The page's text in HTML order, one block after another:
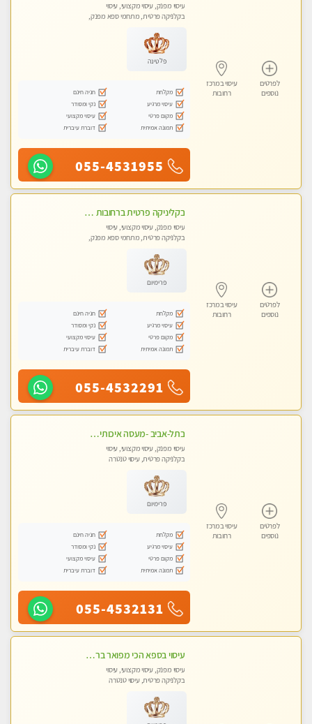
לפרטים
נוספים
עיסוי במרכז
רחובות
עיסוי מפנק, עיסוי מקצועי, עיסוי
בקלניקה פרטית, מתחמי ספא מפנק,
פלטינה
מקלחת
חניה חינם
עיסוי מרגיע
נקי ומסודר
מקום פרטי
עיסוי מקצועי
תמונה אמיתית
דוברת עיברית
055-4531955
לפרטים
נוספים
עיסוי במרכז
רחובות
בקליניקה פרטית ברחובות כל סוגי העיסויים מעסה מקצועית ואיכותית פרטי!!
עיסוי מפנק, עיסוי מקצועי, עיסוי
בקלניקה פרטית, מתחמי ספא מפנק,
פרימיום
מקלחת
חניה חינם
עיסוי מרגיע
נקי ומסודר
מקום פרטי
עיסוי מקצועי
תמונה אמיתית
דוברת עיברית
055-4532291
לפרטים
נוספים
עיסוי במרכז
רחובות
בתל-אביב -מעסה איכותית מקצועית ומפנקת מאוד
עיסוי מפנק, עיסוי מקצועי, עיסוי
בקלניקה פרטית, עיסוי טנטרה
פרימיום
מקלחת
חניה חינם
עיסוי מרגיע
נקי ומסודר
מקום פרטי
עיסוי מקצועי
תמונה אמיתית
דוברת עיברית
055-4532131
עיסוי בספא הכי מפואר ברחובות והסביבה בהתחייבות
עיסוי מפנק, עיסוי מקצועי, עיסוי
בקלניקה פרטית, עיסוי טנטרה